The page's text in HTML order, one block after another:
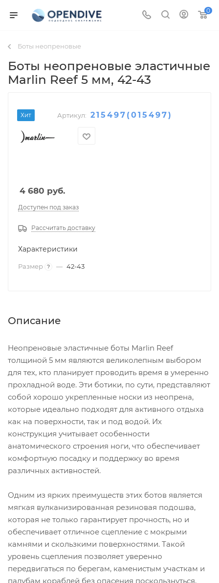
0
Боты неопреновые
Боты неопреновые эластичные
Marlin Reef 5 мм, 42-43
Хит Артикул: 215497(015497)
4 680 руб.
Доступен под заказ
Рассчитать доставку
Характеристики
Размер ? — 42-43
Описание
Неопреновые эластичные боты Marlin Reef
толщиной 5 мм являются великолепным выбором
для тех, кто планирует проводить время в умеренно
прохладной воде. Эти ботики, по сути, представляют
собой хорошо укрепленные носки из неопрена,
которые идеально подходят для активного отдыха
как на поверхности, так и под водой. Их
конструкция учитывает особенности
анатомического строения ноги, что обеспечивает
комфортную посадку и поддержку во время
различных активностей.
Одним из ярких преимуществ этих ботов является
мягкая вулканизированная резиновая подошва,
которая не только гарантирует прочность, но и
обеспечивает отличное сцепление с мокрыми
камнями и скользкими поверхностями. Такой
уровень сцепления позволяет уверенно
передвигаться по берегам, каменистым участкам и
палубам кораблей без опасения поскользнуться.